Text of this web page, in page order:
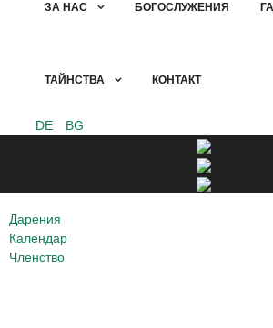
ЗА НАС БОГОСЛУЖЕНИЯ
ТАЙНСТВА КОНТАКТ
DE BG
Дарения
Календар
Членство